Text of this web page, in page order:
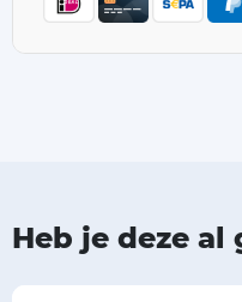
Heb je deze al